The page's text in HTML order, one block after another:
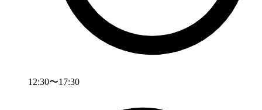
12:30〜17:30